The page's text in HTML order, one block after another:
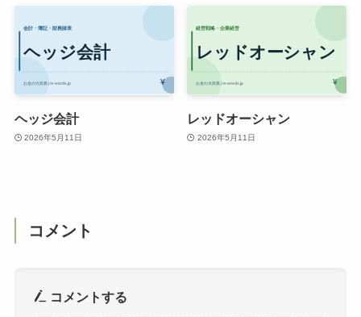
ヘッジ会計
2026年5月11日
レッドオーシャン
2026年5月11日
コメント
コメントする